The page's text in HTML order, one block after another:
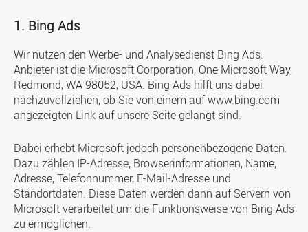
1. Bing Ads
Wir nutzen den Werbe- und Analysedienst Bing Ads.
Anbieter ist die Microsoft Corporation, One Microsoft Way,
Redmond, WA 98052, USA. Bing Ads hilft uns dabei
nachzuvollziehen, ob Sie von einem auf www.bing.com
angezeigten Link auf unsere Seite gelangt sind.
Dabei erhebt Microsoft jedoch personenbezogene Daten.
Dazu zählen IP-Adresse, Browserinformationen, Name,
Adresse, Telefonnummer, E-Mail-Adresse und
Standortdaten. Diese Daten werden dann auf Servern von
Microsoft verarbeitet um die Funktionsweise von Bing Ads
zu ermöglichen.